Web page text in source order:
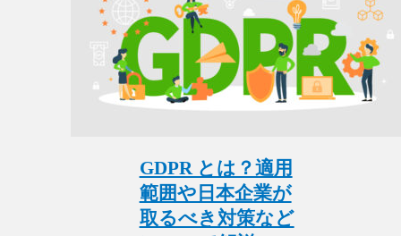
GDPR とは？適用
範囲や日本企業が
取るべき対策など